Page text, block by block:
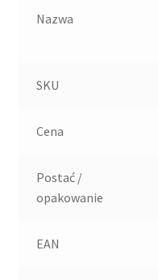
Nazwa
SKU
Cena
Postać /
opakowanie
EAN